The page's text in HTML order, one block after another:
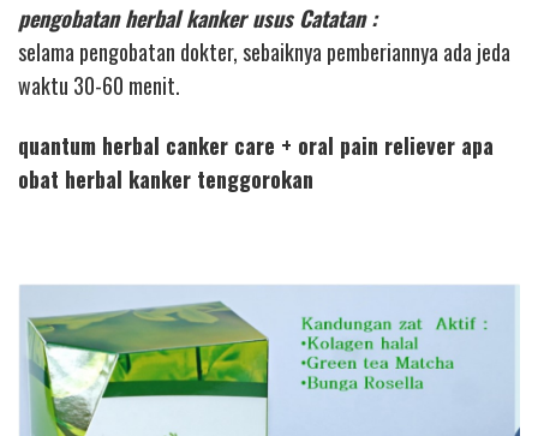
pengobatan herbal kanker usus Catatan :
selama pengobatan dokter, sebaiknya pemberiannya ada jeda
waktu 30-60 menit.
quantum herbal canker care + oral pain reliever apa
obat herbal kanker tenggorokan